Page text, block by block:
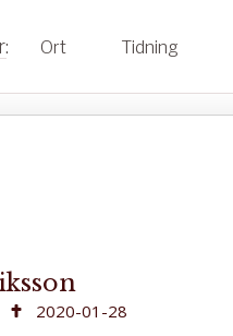
Ort Tidning
2020-01-28